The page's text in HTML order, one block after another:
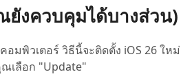
ยังควบคุมได้บางส่วน)
พิวเตอร์ วิธีนี้จะติดตั้ง iOS 26 ให
เลือก "Update"